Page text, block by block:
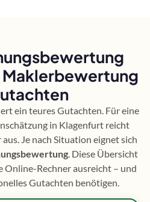
ein teures Gutachten. Für eine
in Klagenfurt reicht
Je nach Situation eignet sich
. Diese Übersicht
Online-Rechner ausreicht – und
Gutachten benötigen.